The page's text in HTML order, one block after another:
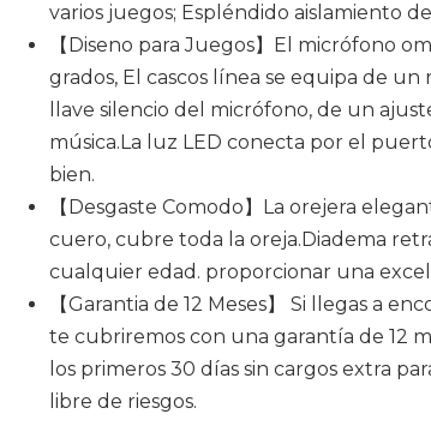
varios juegos; Espléndido aislamiento
【Diseno para Juegos】El micrófono
grados, El cascos línea se equipa de
llave silencio del micrófono, de un
música.La luz LED conecta por el
bien.
【Desgaste Comodo】La orejera
cuero, cubre toda la oreja.Diadema
cualquier edad. proporcionar una
【Garantia de 12 Meses】 Si llegas a
te cubriremos con una garantía de 12
los primeros 30 días sin cargos extra
libre de riesgos.